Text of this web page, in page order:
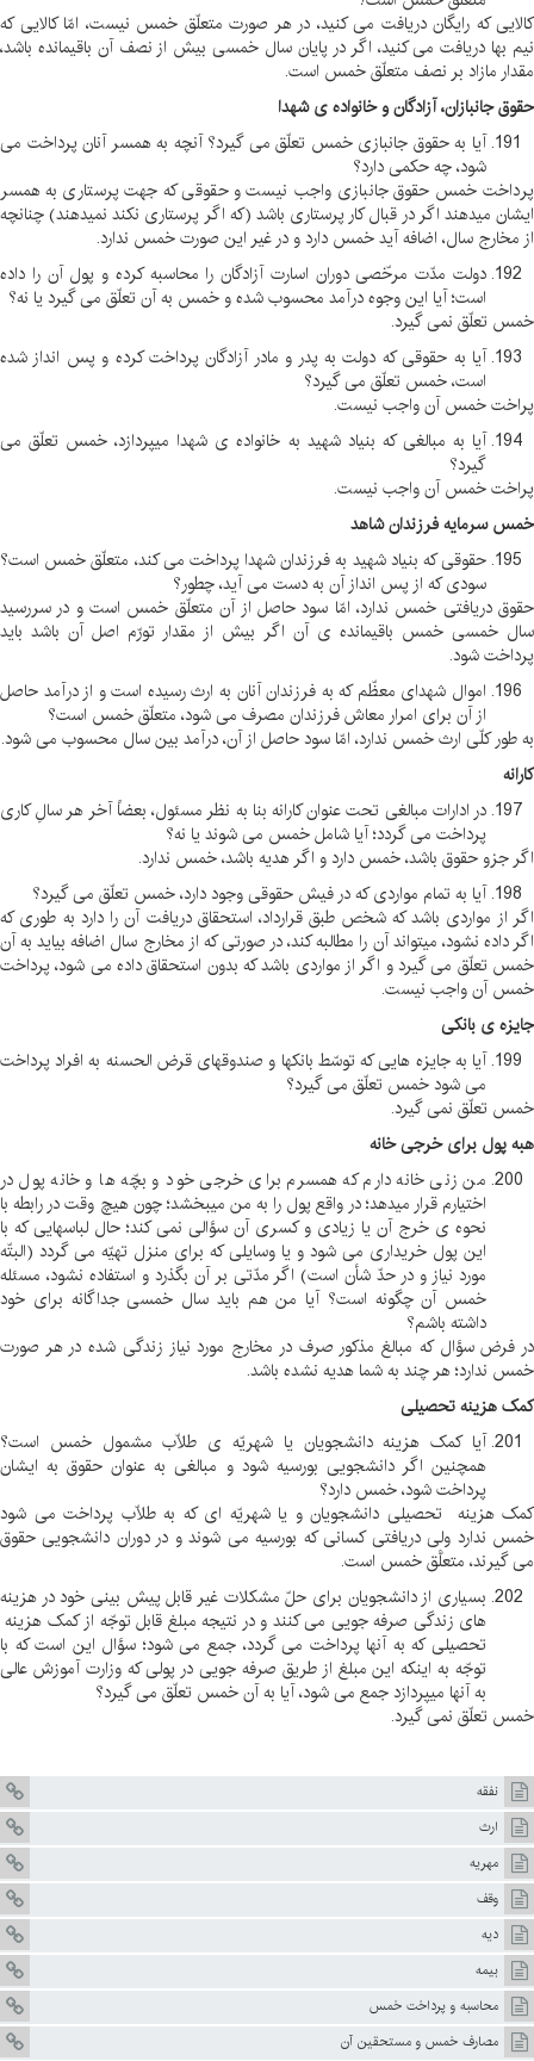
کالایی که رایگان دریافت می کنید، در هر صورت متعلّق خمس نیست، امّا کالایی که
نیم بها دریافت می کنید، اگر در پایان سال خمسی بیش از نصف آن باقیمانده باشد،
مقدار مازاد بر نصف متعلّق خمس است.
حقوق جانبازان، آزادگان و خانواده ی شهدا
آیا به حقوق جانبازی خمس تعلّق می گیرد؟ آنچه به همسر آنان پرداخت می
شود، چه حکمی دارد؟
پرداخت خمس حقوق جانبازی واجب نیست و حقوقی که جهت پرستاری به همسر
ایشان میدهند اگر در قبال کار پرستاری باشد (که اگر پرستاری نکند نمیدهند) چنانچه
از مخارج سال، اضافه آید خمس دارد و در غیر این صورت خمس ندارد.
دولت مدّت مرخّصی دوران اسارت آزادگان را محاسبه کرده و پول آن را داده
است؛ آیا این وجوه درآمد محسوب شده و خمس به آن تعلّق می گیرد یا نه؟
خمس تعلّق نمی گیرد.
آیا به حقوقی که دولت به پدر و مادر آزادگان پرداخت کرده و پس انداز شده
است، خمس تعلّق می گیرد؟
پراخت خمس آن واجب نیست.
آیا به مبالغی که بنیاد شهید به خانواده ی شهدا میپردازد، خمس تعلّق می
گیرد؟
پراخت خمس آن واجب نیست.
خمس سرمایه فرزندان شاهد
حقوقی که بنیاد شهید به فرزندان شهدا پرداخت می کند، متعلّق خمس است؟
سودی که از پس انداز آن به دست می آید، چطور؟
حقوق دریافتی خمس ندارد، امّا سود حاصل از آن متعلّق خمس است و در سررسید
سال خمسی خمس باقیمانده ی آن اگر بیش از مقدار تورّم اصل آن باشد باید
پرداخت شود.
اموال شهدای معظّم که به فرزندان آنان به ارث رسیده است و از درآمد حاصل
از آن برای امرار معاش فرزندان مصرف می شود، متعلّق خمس است؟
به طور کلّی ارث خمس ندارد، امّا سود حاصل از آن، درآمد بین سال محسوب می شود.
کارانه
در ادارات مبالغی تحت عنوان کارانه بنا به نظر مسئول، بعضاً آخر هر سالِ کاری
پرداخت می گردد؛ آیا شامل خمس می شوند یا نه؟
اگر جزو حقوق باشد، خمس دارد و اگر هدیه باشد، خمس ندارد.
آیا به تمام مواردی که در فیش حقوقی وجود دارد، خمس تعلّق می گیرد؟
اگر از مواردی باشد که شخص طبق قرارداد، استحقاق دریافت آن را دارد به طوری که
اگر داده نشود، میتواند آن را مطالبه کند، در صورتی که از مخارج سال اضافه بیاید به آن
خمس تعلّق می گیرد و اگر از مواردی باشد که بدون استحقاق داده می شود، پرداخت
خمس آن واجب نیست.
جایزه ی بانکی
آیا به جایزه هایی که توسّط بانکها و صندوقهای قرض الحسنه به افراد پرداخت
می شود خمس تعلّق می گیرد؟
خمس تعلّق نمی گیرد.
هبه پول برای خرجی خانه
من زنی خانه دارم که همسرم برای خرجی خود و بچّه ها و خانه پول در
اختیارم قرار میدهد؛ در واقع پول را به من میبخشد؛ چون هیچ وقت در رابطه با
نحوه ی خرج آن یا زیادی و کسری آن سؤالی نمی کند؛ حال لباسهایی که با
این پول خریداری می شود و یا وسایلی که برای منزل تهیّه می گردد (البتّه
مورد نیاز و در حدّ شأن است) اگر مدّتی بر آن بگذرد و استفاده نشود، مسئله
خمس آن چگونه است؟ آیا من هم باید سال خمسی جداگانه برای خود
داشته باشم؟
در فرض سؤال که مبالغ مذکور صرف در مخارج مورد نیاز زندگی شده در هر صورت
خمس ندارد؛ هر چند به شما هدیه نشده باشد.
کمک هزینه تحصیلی
آیا کمک هزینه دانشجویان یا شهریّه ی طلّاب مشمول خمس است؟
همچنین اگر دانشجویی بورسیه شود و مبالغی به عنوان حقوق به ایشان
پرداخت شود، خمس دارد؟
کمک هزینه تحصیلی دانشجویان و یا شهریّه ای که به طلّاب پرداخت می شود
خمس ندارد ولی دریافتی کسانی که بورسیه می شوند و در دوران دانشجویی حقوق
می گیرند، متعلَّق خمس است.
بسیاری از دانشجویان برای حلّ مشکلات غیر قابل پیش بینی خود در هزینه
های زندگی صرفه جویی می کنند و در نتیجه مبلغ قابل توجّه از کمک هزینه
تحصیلی که به آنها پرداخت می گردد، جمع می شود؛ سؤال این است که با
توجّه به اینکه این مبلغ از طریق صرفه جویی در پولی که وزارت آموزش عالی
به آنها میپردازد جمع می شود، آیا به آن خمس تعلّق می گیرد؟
خمس تعلّق نمی گیرد.
نفقه
ارث
مهریه
وقف
دیه
بیمه
محاسبه و پرداخت خمس
مصارف خمس و مستحقين آن